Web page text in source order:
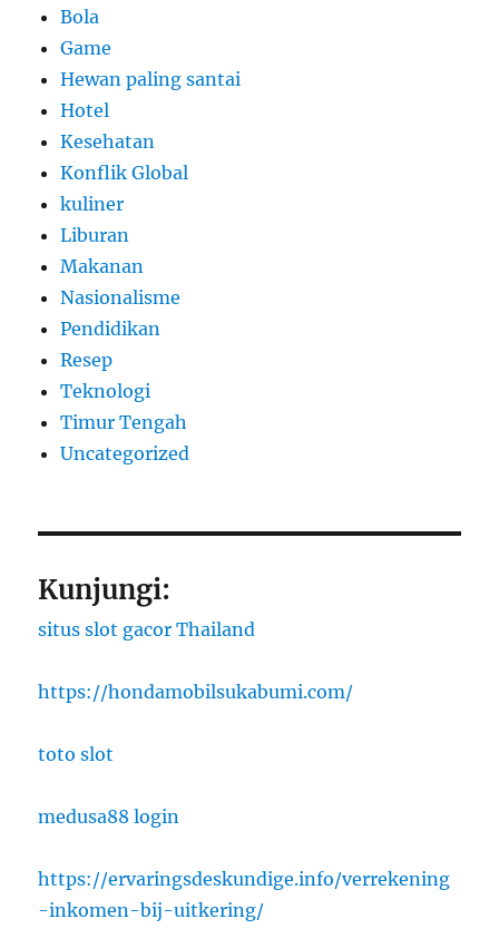
Bola
Game
Hewan paling santai
Hotel
Kesehatan
Konflik Global
kuliner
Liburan
Makanan
Nasionalisme
Pendidikan
Resep
Teknologi
Timur Tengah
Uncategorized
Kunjungi:
situs slot gacor Thailand
https://hondamobilsukabumi.com/
toto slot
medusa88 login
https://ervaringsdeskundige.info/verrekening
-inkomen-bij-uitkering/